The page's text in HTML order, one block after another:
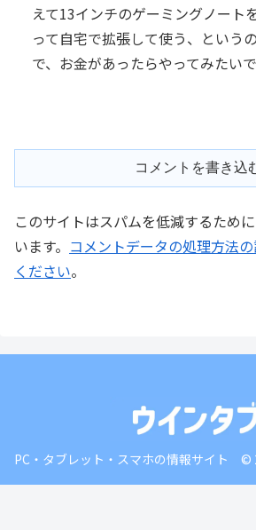
えて13インチのゲーミングノート
って自宅で拡張して使う、という
で、お金があったらやってみたいで
コメントを書き込
このサイトはスパムを低減するため
います。 コメントデータの処理方法
ください。
PC・タブレット・スマホの情報サイト ©